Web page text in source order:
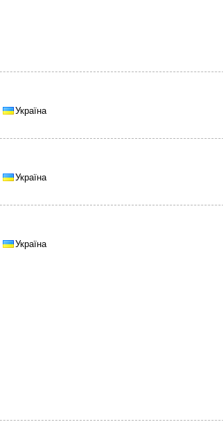
Україна
Україна
Україна